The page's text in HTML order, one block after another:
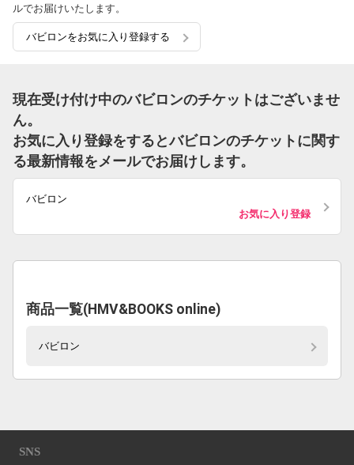
ルでお届けいたします。
バビロンをお気に入り登録する
現在受け付け中のバビロンのチケットはございませ
ん。
お気に入り登録をするとバビロンのチケットに関す
る最新情報をメールでお届けします。
バビロン
お気に入り登録
商品一覧(HMV&BOOKS online)
バビロン
SNS